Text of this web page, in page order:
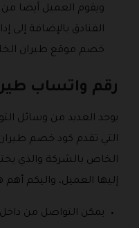
ويقوم العميل أيضا
الفنادق بالإضافة إلى
خصم موقع طيران
رقم واتساب
يوجد العديد من وسائل
التي تقدم كود خصم
الخاص بالشركة والذي
إليها العميل، واليكم